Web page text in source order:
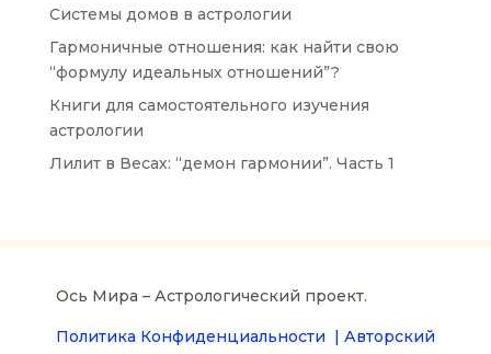
Системы домов в астрологии
Гармоничные отношения: как найти свою
“формулу идеальных отношений”?
Книги для самостоятельного изучения
астрологии
Лилит в Весах: “демон гармонии”. Часть 1
Ось Мира – Астрологический проект.
Политика Конфиденциальности | Авторский